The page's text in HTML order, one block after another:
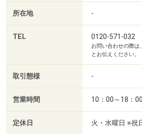
のぶさわ内科医院(徒歩2分・約130m)
所在地 -
TEL 0120-571-032
お問い合わせの際は
とお伝えください。
取引態様 -
営業時間 10：00～18：00
定休日 火・水曜日 ※祝